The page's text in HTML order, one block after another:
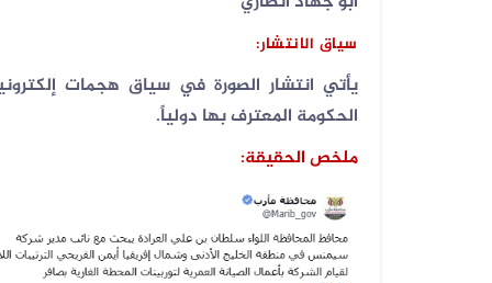
سياق الانتشار:
يأتي انتشار الصورة في سياق هجمات
الحكومة المعترف بها دولياً.
ملخص الحقيقة:
04 أغسطس 2026
الفيديو المتداول لانزلاق طائرة أمر...